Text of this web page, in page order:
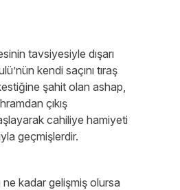
tavsiyesiyle dışarı
kendi saçını tıraş
şahit olan ashap,
çıkış
cahiliye hamiyeti
geçmişlerdir.
kadar gelişmiş olursa